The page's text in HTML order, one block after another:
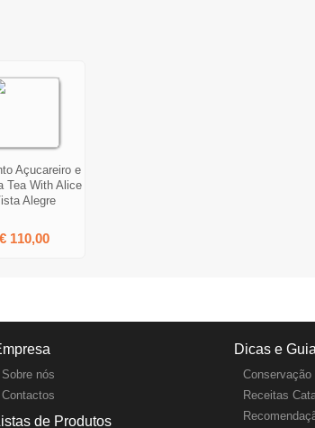
Açucareiro e
Tea With Alice
Alegre
€ 110,00
Sobre nós
Contactos
de Produtos
Dicas e
Conservação
Receitas